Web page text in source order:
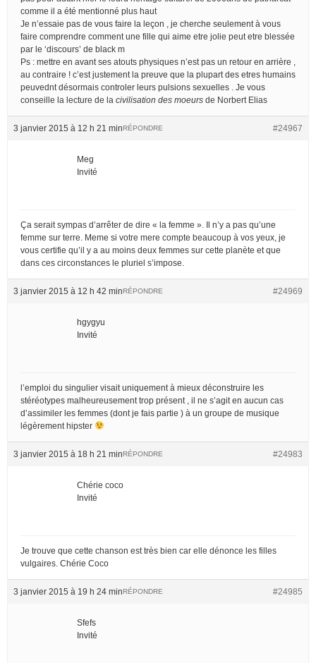
comme il a été mentionné plus haut
Je n’essaie pas de vous faire la leçon , je cherche seulement à vous
faire comprendre comment une fille qui aime etre jolie peut etre blessée
par le ‘discours’ de black m
Ps : mettre en avant ses atouts physiques n’est pas un retour en arrière ,
au contraire ! c’est justement la preuve que la plupart des etres humains
peuvednt désormais controler leurs pulsions sexuelles . Je vous
conseille la lecture de la civilisation des moeurs de Norbert Elias
3 janvier 2015 à 12 h 21 min #24967
RÉPONDRE
Meg
Invité
Ça serait sympas d’arrêter de dire « la femme ». Il n’y a pas qu’une
femme sur terre. Meme si votre mere compte beaucoup à vos yeux, je
vous certifie qu’il y a au moins deux femmes sur cette planète et que
dans ces circonstances le pluriel s’impose.
3 janvier 2015 à 12 h 42 min #24969
RÉPONDRE
hgygyu
Invité
l’emploi du singulier visait uniquement à mieux déconstruire les
stéréotypes malheureusement trop présent , il ne s’agit en aucun cas
d’assimiler les femmes (dont je fais partie ) à un groupe de musique
légèrement hipster
3 janvier 2015 à 18 h 21 min #24983
RÉPONDRE
Chérie coco
Invité
Je trouve que cette chanson est très bien car elle dénonce les filles
vulgaires. Chérie Coco
3 janvier 2015 à 19 h 24 min #24985
RÉPONDRE
Sfefs
Invité